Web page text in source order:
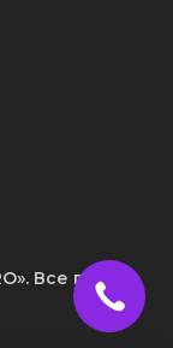
Все права